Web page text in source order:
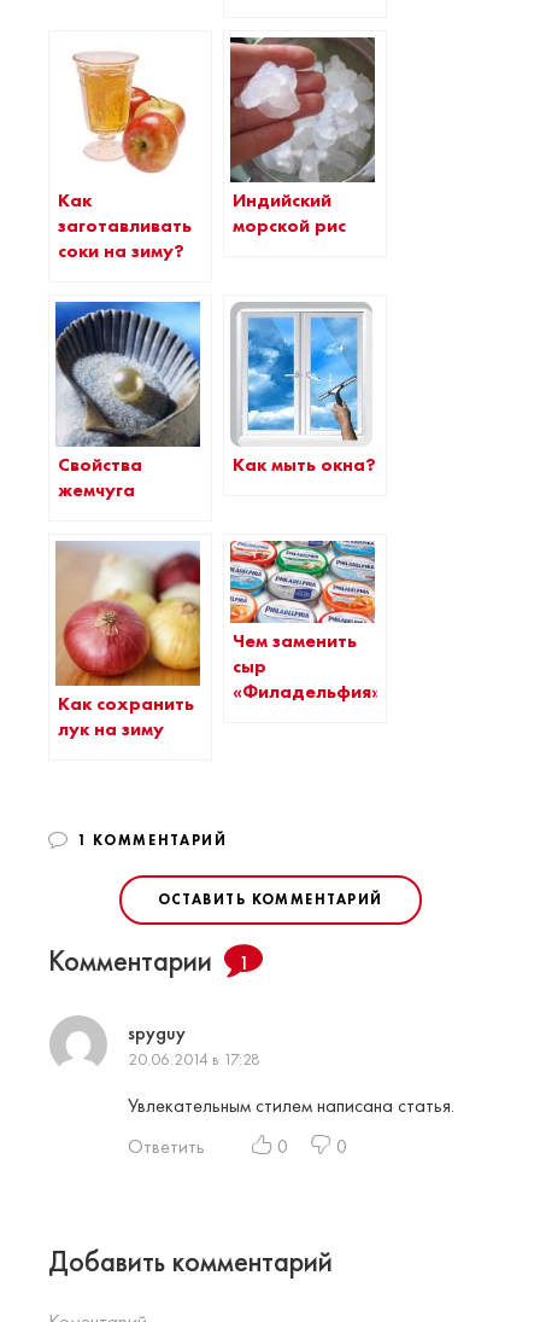
Как
заготавливать
соки на зиму?
Индийский
морской рис
Свойства
жемчуга
Как мыть окна?
Как сохранить
лук на зиму
Чем заменить
сыр
«Филадельфия»?
1 КОММЕНТАРИЙ
ОСТАВИТЬ КОММЕНТАРИЙ
Комментарии 1
spyguy
20.06.2014 в 17:28
Увлекательным стилем написана статья.
Ответить
0 0
Добавить комментарий